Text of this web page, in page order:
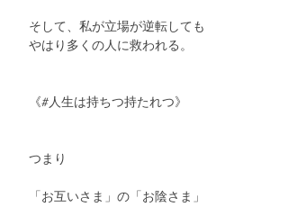
そして、私が立場が逆転しても
やはり多くの人に救われる。
《#人生は持ちつ持たれつ》
つまり
「お互いさま」の「お陰さま」